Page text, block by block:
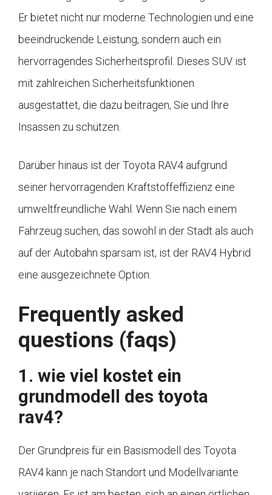
Er bietet nicht nur moderne Technologien und eine
beeindruckende Leistung, sondern auch ein
hervorragendes Sicherheitsprofil. Dieses SUV ist
mit zahlreichen Sicherheitsfunktionen
ausgestattet, die dazu beitragen, Sie und Ihre
Insassen zu schützen.
Darüber hinaus ist der Toyota RAV4 aufgrund
seiner hervorragenden Kraftstoffeffizienz eine
umweltfreundliche Wahl. Wenn Sie nach einem
Fahrzeug suchen, das sowohl in der Stadt als auch
auf der Autobahn sparsam ist, ist der RAV4 Hybrid
eine ausgezeichnete Option.
Frequently asked
questions (faqs)
1. wie viel kostet ein
grundmodell des toyota
rav4?
Der Grundpreis für ein Basismodell des Toyota
RAV4 kann je nach Standort und Modellvariante